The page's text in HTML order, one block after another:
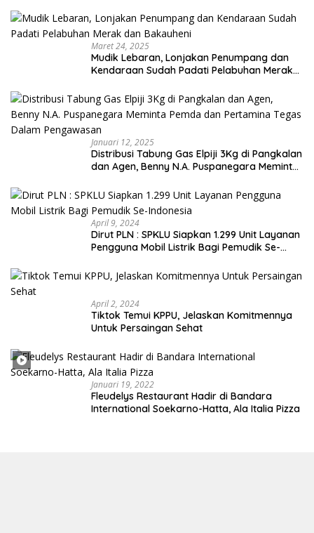
Maret 24, 2025
Mudik Lebaran, Lonjakan Penumpang dan
Kendaraan Sudah Padati Pelabuhan Merak
Januari 12, 2025
Distribusi Tabung Gas Elpiji 3Kg di Pangkalan
dan Agen, Benny N.A. Puspanegara Meminta
Pengawasan
April 9, 2024
Dirut PLN : SPKLU Siapkan 1.299 Unit Layanan
Pengguna Mobil Listrik Bagi Pemudik Se-
April 2, 2024
Tiktok Temui KPPU, Jelaskan Komitmennya
Untuk Persaingan Sehat
Januari 19, 2022
Fleudelys Restaurant Hadir di Bandara
International Soekarno-Hatta, Ala Italia Pizza